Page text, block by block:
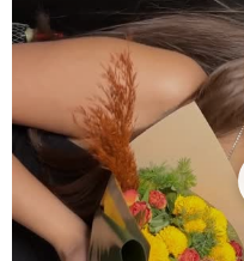
şık ve anlamlı bir hediye
güzelliklerini simgeler.
Lila Gül: Zarif ve romantik bir
aranjmanın odak noktasını
etkisiyle aranjmana estetik bir
Okaliptus:
Taze ve doğal bir
aranjmana ferahlatıcı bir
Lavanta:
Huzur veren kokusu
havasını taçlandırarak, bir